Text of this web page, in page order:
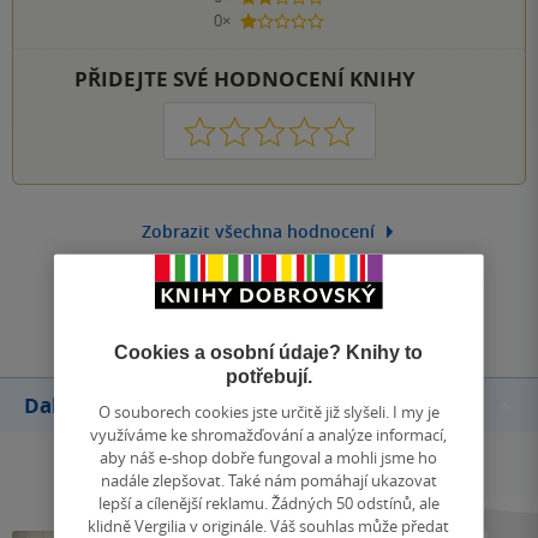
0×
1 hvezdička
PŘIDEJTE SVÉ HODNOCENÍ KNIHY
1 2 3 4 5
Zobrazit všechna hodnocení
Přidat hodnocení
Další knihy autora
Cookies a osobní údaje? Knihy to
potřebují.
O souborech cookies jste určitě již slyšeli. I my je
využíváme ke shromažďování a analýze informací,
aby náš e-shop dobře fungoval a mohli jsme ho
nadále zlepšovat. Také nám pomáhají ukazovat
lepší a cílenější reklamu. Žádných 50 odstínů, ale
klidně Vergilia v originále. Váš souhlas může předat